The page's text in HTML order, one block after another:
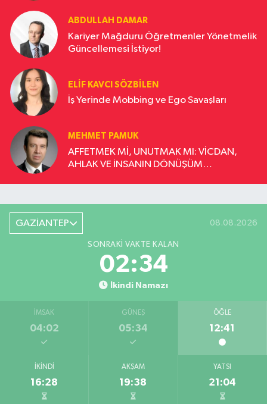
ABDULLAH DAMAR
Kariyer Mağduru Öğretmenler Yönetmelik
Güncellemesi İstiyor!
ELIF KAVCI SÖZBILEN
İş Yerinde Mobbing ve Ego Savaşları
MEHMET PAMUK
AFFETMEK Mİ, UNUTMAK MI: VİCDAN,
AHLAK VE İNSANIN DÖNÜŞÜM
GAZİANTEP 08.08.2026
SONRAKI VAKTE KALAN
02:33
İkindi Namazı
İMSAK
04:02
GÜNEŞ
05:34
ÖĞLE
12:41
İKINDI
16:28
AKŞAM
19:38
YATSI
21:04